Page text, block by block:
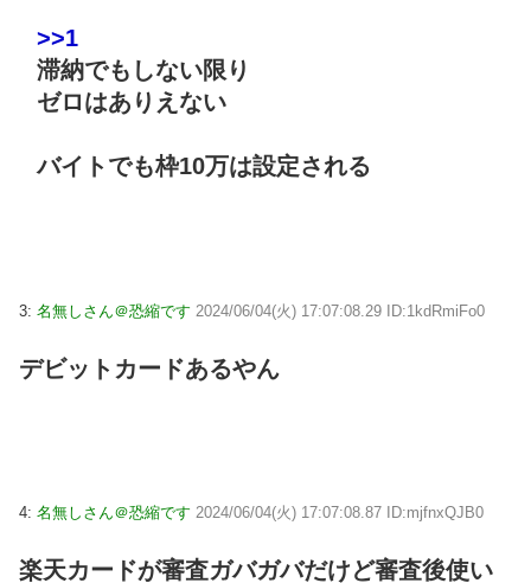
>>1
滞納でもしない限り
ゼロはありえない
バイトでも枠10万は設定される
3: 名無しさん＠恐縮です 2024/06/04(火) 17:07:08.29 ID:1kdRmiFo0
デビットカードあるやん
4: 名無しさん＠恐縮です 2024/06/04(火) 17:07:08.87 ID:mjfnxQJB0
楽天カードが審査ガバガバだけど審査後使い